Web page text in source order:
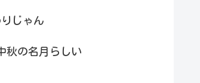
じゃん
秋の名月らしい